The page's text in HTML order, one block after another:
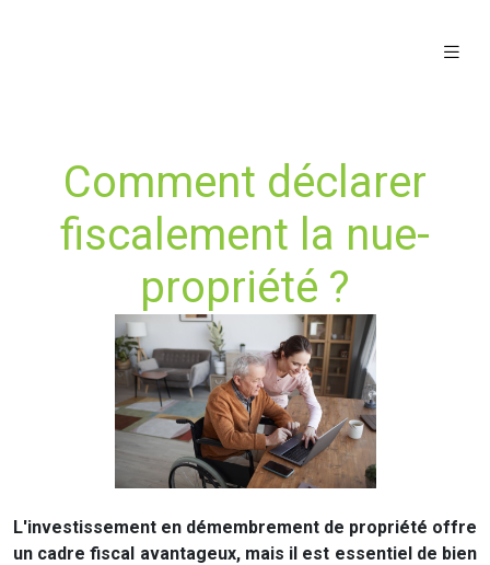
Comment déclarer
fiscalement la nue-
propriété ?
L'investissement en démembrement de propriété offre
un cadre fiscal avantageux, mais il est essentiel de bien